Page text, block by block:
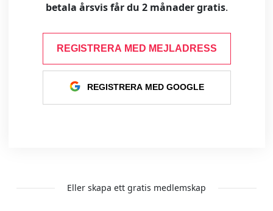
betala årsvis får du 2 månader gratis.
REGISTRERA MED MEJLADRESS
REGISTRERA MED GOOGLE
Eller skapa ett gratis medlemskap